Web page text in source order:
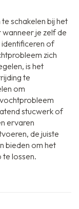
schakelen bij het
je zelf de
of
zich
is het
te
om
stucwerk of
ervaren
de juiste
bieden om het
lossen.